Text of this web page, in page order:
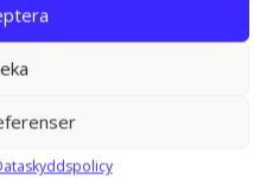
Intel® HD Graphics 620